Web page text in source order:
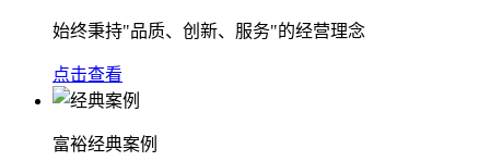
始终秉持"品质、创新、服务"的经营理念
点击查看
富裕经典案例